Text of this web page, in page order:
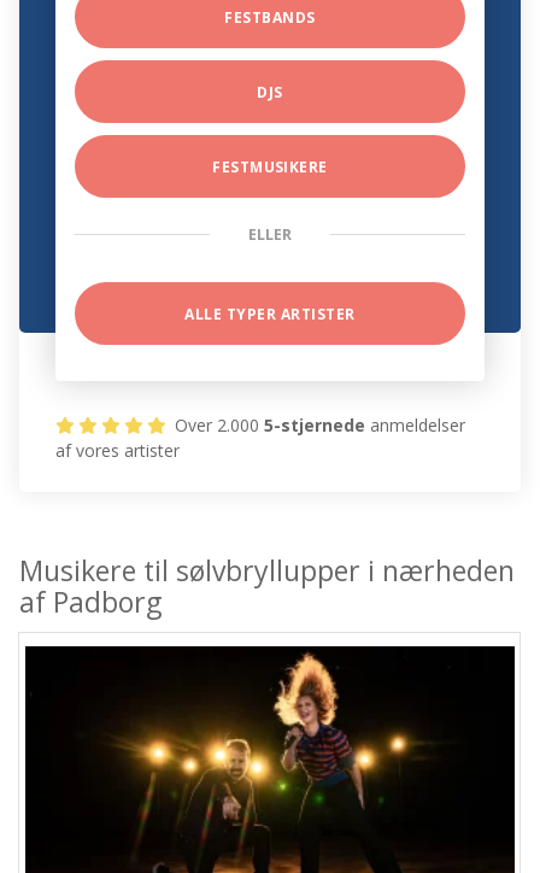
FESTBANDS
DJS
FESTMUSIKERE
ELLER
ALLE TYPER ARTISTER
Over 2.0005-stjernede anmeldelser
af vores artister
Musikere til sølvbryllupper i nærheden
af Padborg